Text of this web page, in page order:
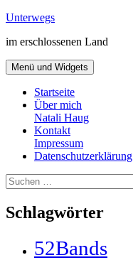
Zum
springen
Unterwegs
im erschlossenen Land
Menü und Widgets
Startseite
Über mich
Natali Haug
Kontakt
Impressum
Datenschutzerklärung
Suchen
nach:
Schlagwörter
52Bands